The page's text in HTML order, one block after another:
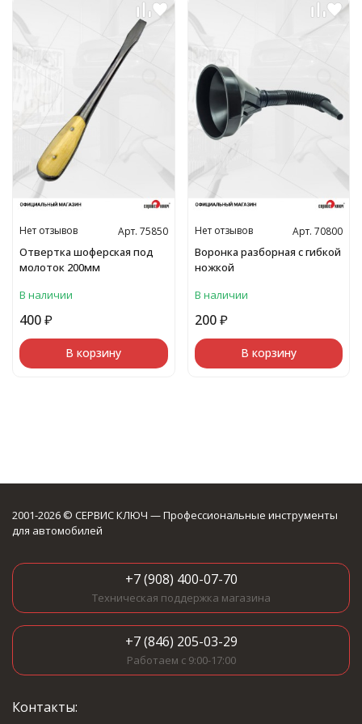
Отвертка шоферская под
молоток 200мм
В наличии
Нет отзывов Арт. 75850
400₽
В корзину
Воронка разборная с гибкой
ножкой
В наличии
Нет отзывов Арт. 70800
200 ₽
В корзину
2001-2026 © СЕРВИС КЛЮЧ — Профессиональные инструменты
для автомобилей
+7 (908) 400-07-70
Техническая поддержка магазина
+7 (846) 205-03-29
Работаем с 9:00-17:00
Контакты: